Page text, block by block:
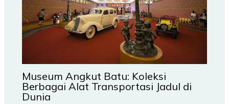
Museum Angkut Batu: Koleksi
Berbagai Alat Transportasi Jadul di
Dunia